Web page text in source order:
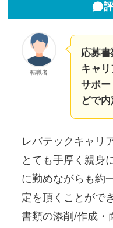
転職者
応募書
キャ
サポー
どで内
レバテックキャリ
とても手厚く親身
に勤めながらも約
定を頂くことがで
書類の添削/作成・